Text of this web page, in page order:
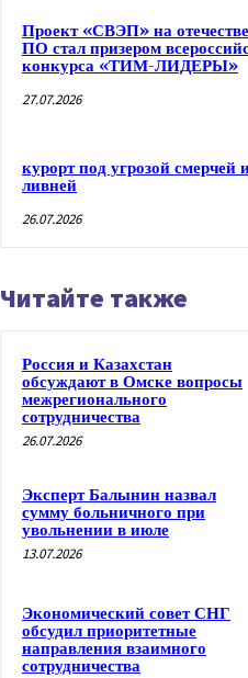
Проект «СВЭП» на
ПО стал призером
конкурса «ТИМ-ЛИДЕРЫ»
27.07.2026
курорт под угрозой смерчей
ливней
26.07.2026
Читайте также
Россия и Казахстан
обсуждают в Омске вопросы
межрегионального
сотрудничества
26.07.2026
Эксперт Балынин назвал
сумму больничного при
увольнении в июле
13.07.2026
Экономический совет СНГ
обсудил приоритетные
направления взаимного
сотрудничества